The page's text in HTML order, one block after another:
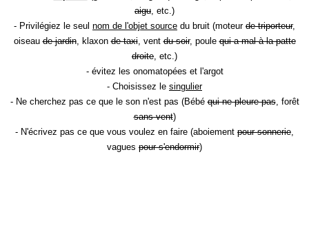
aigu , etc.)
- Privilégiez le seul nom de l'objet source du bruit (moteur de triporteur,
oiseaude jardin, klaxonde taxi, ventdu soir, poulequi a mal à la patte
droite , etc.)
- évitez les onomatopées et l'argot
- Choisissez le singulier
- Ne cherchez pas ce que le son n'est pas (Bébéqui ne pleure pas, forêt
sans vent)
- N'écrivez pas ce que vous voulez en faire (aboiement pour sonnerie
vagues pour s'endormir)